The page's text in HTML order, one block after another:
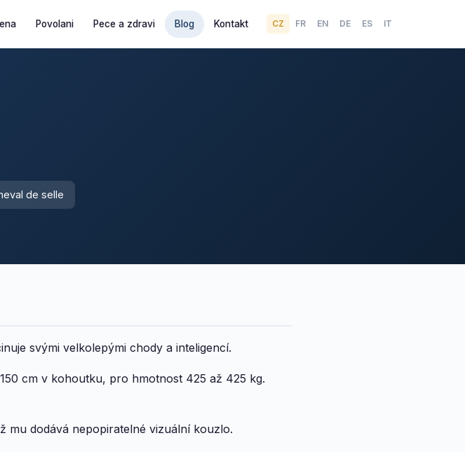
Povolani Pece a zdravi Blog Kontakt CZ FR EN DE ES IT
de selle
svými velkolepými chody a inteligencí.
cm v kohoutku, pro hmotnost 425 až 425 kg.
mu dodává nepopiratelné vizuální kouzlo.